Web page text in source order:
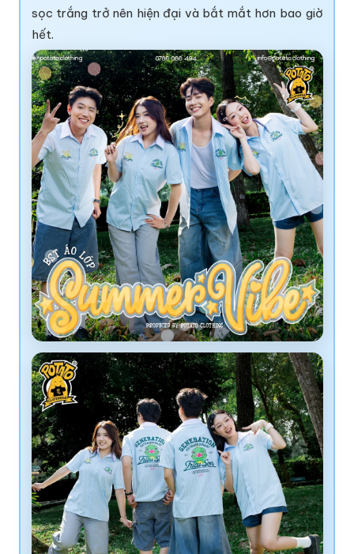
sọc trắng trở nên hiện đại và bắt mắt hơn bao giờ
hết.